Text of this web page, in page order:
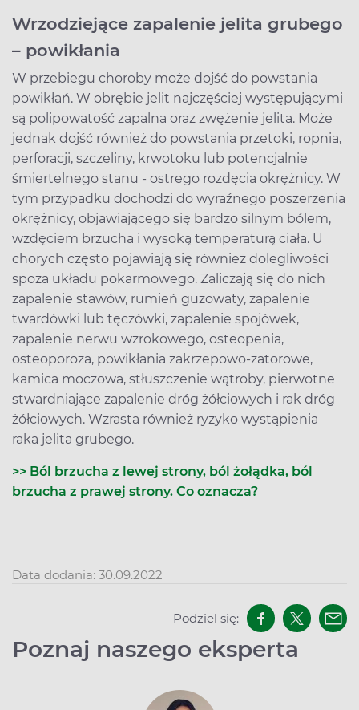
Wrzodziejące zapalenie jelita grubego
– powikłania
W przebiegu choroby może dojść do powstania
powikłań. W obrębie jelit najczęściej występującymi
są polipowatość zapalna oraz zwężenie jelita. Może
jednak dojść również do powstania przetoki, ropnia,
perforacji, szczeliny, krwotoku lub potencjalnie
śmiertelnego stanu - ostrego rozdęcia okrężnicy. W
tym przypadku dochodzi do wyraźnego poszerzenia
okrężnicy, objawiającego się bardzo silnym bólem,
wzdęciem brzucha i wysoką temperaturą ciała. U
chorych często pojawiają się również dolegliwości
spoza układu pokarmowego. Zaliczają się do nich
zapalenie stawów, rumień guzowaty, zapalenie
twardówki lub tęczówki, zapalenie spojówek,
zapalenie nerwu wzrokowego, osteopenia,
osteoporoza, powikłania zakrzepowo-zatorowe,
kamica moczowa, stłuszczenie wątroby, pierwotne
stwardniające zapalenie dróg żółciowych i rak dróg
żółciowych. Wzrasta również ryzyko wystąpienia
raka jelita grubego.
>> Ból brzucha z lewej strony, ból żołądka, ból
brzucha z prawej strony. Co oznacza?
Data dodania: 30.09.2022
Podziel się:
Poznaj naszego eksperta